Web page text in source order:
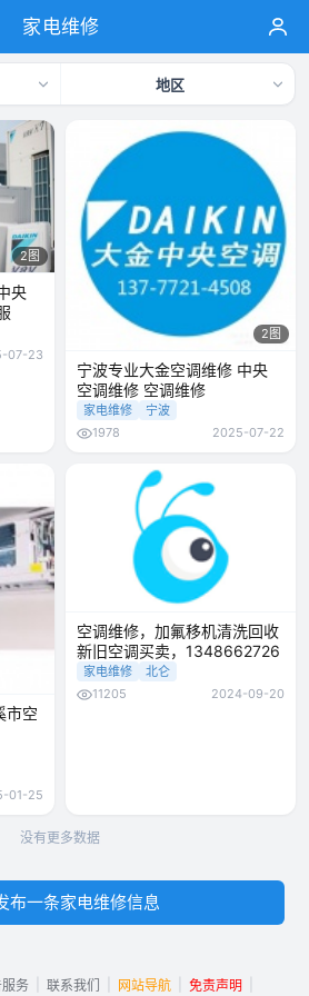
家电维修
地区
2图
央
07-23
2图
宁波专业大金空调维修 中央
空调维修 空调维修
家电维修
宁波
1978
2025-07-22
市空
01-25
空调维修，加氟移机清洗回收
新旧空调买卖，1348662726
家电维修
北仑
11205
2024-09-20
没有更多数据
布一条家电维修信息
务 联系我们 网站导航 免责声明